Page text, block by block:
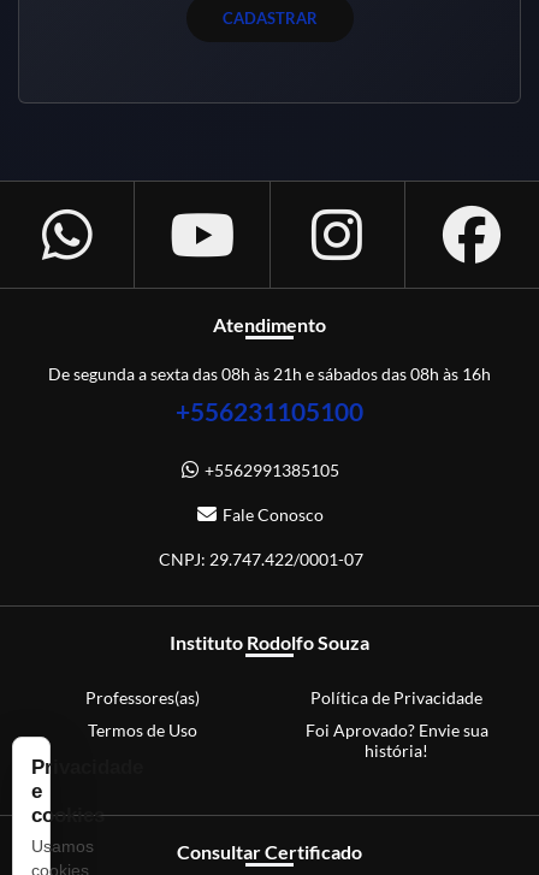
CADASTRAR
Atendimento
De segunda a sexta das 08h às 21h e sábados das 08h às 16h
+556231105100
+5562991385105
Fale Conosco
CNPJ: 29.747.422/0001-07
Instituto Rodolfo Souza
Professores(as)
Termos de Uso
Política de Privacidade
Foi Aprovado? Envie sua
história!
Consultar Certificado
Privacidade
e
cookies
Usamos
cookies